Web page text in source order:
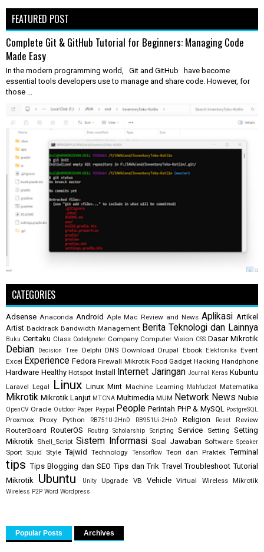
FEATURED POST
Complete Git & GitHub Tutorial for Beginners: Managing Code
Made Easy
In the modern programming world, Git and GitHub have become
essential tools developers use to manage and share code. However, for
those ...
CATEGORIES
Adsense Anaconda Android Aple Mac Review and News Aplikasi Artikel
Artist Backtrack Bandwidth Management Berita Teknologi dan Lainnya
Buku Ceritaku Class CodeIgneter Company Computer Vision CSS Dasar Mikrotik
Debian Decision Tree Delphi DNS Download Drupal Ebook Elektronika Event
Excel Experience Fedora Firewall Mikrotik Food Gadget Hacking Handphone
Hardware Healthy Hotspot Install Internet Jaringan Journal Keras Kubuntu
Laravel Legal Linux Linux Mint Machine Learning Mahfudzot Matematika
Mikrotik Mikrotik Lanjut MTCNA Multimedia MUM Network News Nubie
OpenCV Oracle Outdoor Paper Paypal People Perintah PHP & MySQL PostgreSQL
Proxmox Proxy Python RB751U-2HnD RB951Ui-2HnD Religion Reset
Review
RouterBoard
RouterOS Routing Scholarship Scripting Service Setting Setting
Mikrotik Shell_Script Sistem Informasi Soal Jawaban Software Speaker
Sport Squid Style Tajwid Technology Tensorflow Teori dan Praktek Terminal
tips Tips Blogging dan SEO Tips dan Trik Travel Troubleshoot Tutorial
Mikrotik Ubuntu Unity Upgrade VB Vehicle Virtual Wireless Mikrotik
Wireless P2P Word Wordpress
Popular Posts Archives